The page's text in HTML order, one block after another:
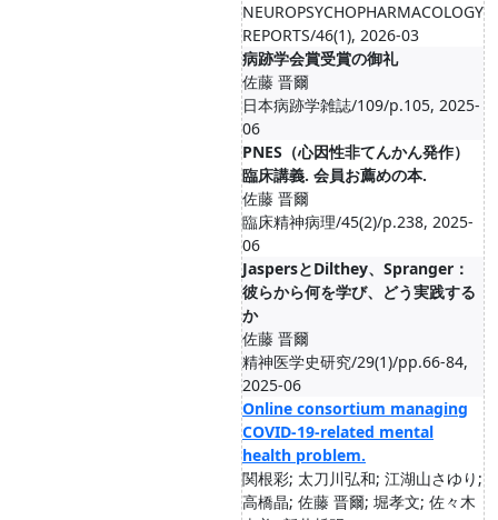
NEUROPSYCHOPHARMACOLOGY
REPORTS/46(1), 2026-03
病跡学会賞受賞の御礼
佐藤 晋爾
日本病跡学雑誌/109/p.105, 2025-
06
PNES（心因性非てんかん発作）
臨床講義. 会員お薦めの本.
佐藤 晋爾
臨床精神病理/45(2)/p.238, 2025-
06
JaspersとDilthey、Spranger：
彼らから何を学び、どう実践する
か
佐藤 晋爾
精神医学史研究/29(1)/pp.66-84,
2025-06
Online consortium managing
COVID‐19‐related mental
health problem.
関根彩; 太刀川弘和; 江湖山さゆり;
高橋晶; 佐藤 晋爾; 堀孝文; 佐々木